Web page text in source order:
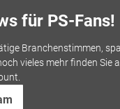
für PS-Fans!
Branchenstimmen,
vieles mehr finden Sie